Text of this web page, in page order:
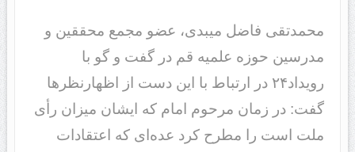
محمدتقی فاضل میبدی، عضو مجمع محققین و
مدرسین حوزه علمیه قم در گفت و گو با
رویداد۲۴ در ارتباط با این دست از اظهارنظرها
گفت: در زمان مرحوم امام که ایشان میزان رأی
ملت است را مطرح کرد عده‌ای که اعتقادات